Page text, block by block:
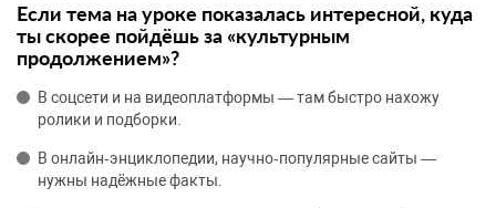
Если тема на уроке показалась интересной, куда
ты скорее пойдёшь за «культурным
продолжением»?
В соцсети и на видеоплатформы — там быстро нахожу
ролики и подборки.
В онлайн‑энциклопедии, научно‑популярные сайты —
нужны надёжные факты.